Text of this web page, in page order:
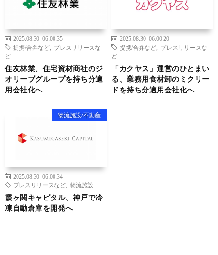
2025.08.30 06:00:35
提携/合弁など
プレスリリースな
ど
住友林業、住宅資材商社のジ
オリーブグループを持ち分適
用会社化へ
2025.08.30 06:00:20
提携/合弁など
プレスリリースな
ど
「カクヤス」運営のひとまい
る、業務用食材卸のミクリー
ドを持ち分適用会社化へ
物流施設/不動産
2025.08.30 06:00:34
プレスリリースなど
物流施設
霞ヶ関キャピタル、神戸で冷
凍自動倉庫を開発へ